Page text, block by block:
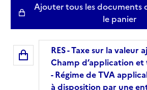
Ajouter tous les documents
le panier
RES - Taxe sur la valeur
Champ d’application
- Régime de TVA
à disposition par une